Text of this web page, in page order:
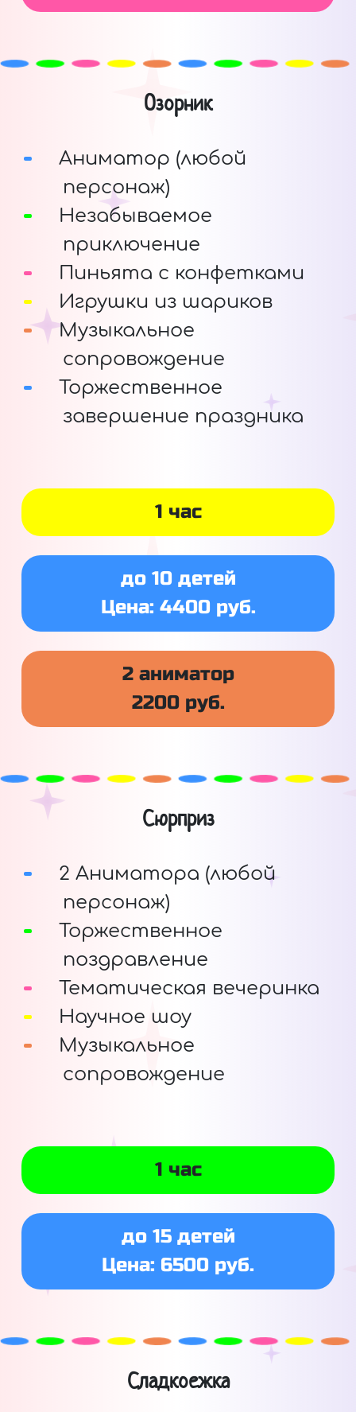
Озорник
Аниматор (любой
персонаж)
Незабываемое
приключение
Пиньята с конфетками
Игрушки из шариков
Музыкальное
сопровождение
Торжественное
завершение праздника
1 час
до 10 детей
Цена: 4400 руб.
2 аниматор
2200 руб.
Сюрприз
2 Аниматора (любой
персонаж)
Торжественное
поздравление
Тематическая вечеринка
Научное шоу
Музыкальное
сопровождение
1 час
до 15 детей
Цена: 6500 руб.
Сладкоежка